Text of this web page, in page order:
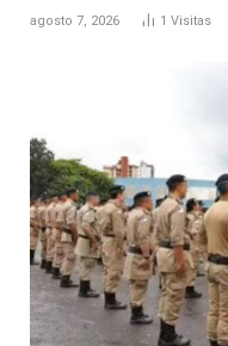
agosto 7, 2026 1 Visitas